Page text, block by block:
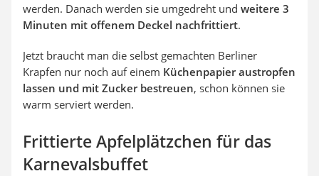
werden. Danach werden sie umgedreht und weitere 3
Minuten mit offenem Deckel nachfrittiert.
Jetzt braucht man die selbst gemachten Berliner
Krapfen nur noch auf einem Küchenpapier austropfen
lassen und mit Zucker bestreuen, schon können sie
warm serviert werden.
Frittierte Apfelplätzchen für das
Karnevalsbuffet